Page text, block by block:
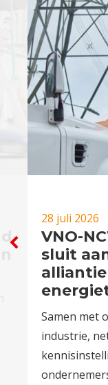
28 juli 2026
VNO-
sluit
Samen met
industrie,